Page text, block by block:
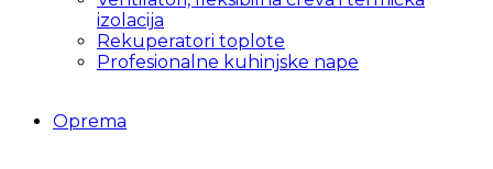
izolacija
Rekuperatori toplote
Profesionalne kuhinjske nape
Oprema